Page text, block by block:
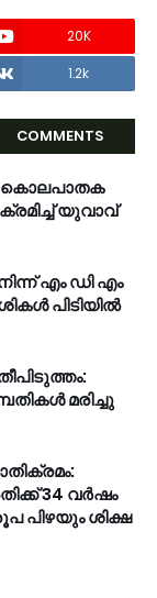
20K
1.2k
COMMENTS
കൊലപാതക
യുവാവ്
എം ഡി എം
പിടിയിൽ
മരിച്ചു
34 വര്‍ഷം
പിഴയും ശിക്ഷ